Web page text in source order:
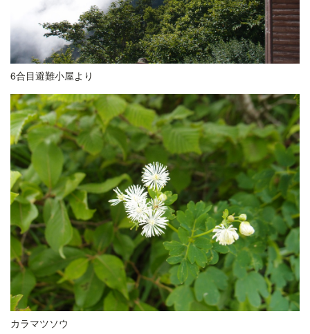
6合目避難小屋より
カラマツソウ